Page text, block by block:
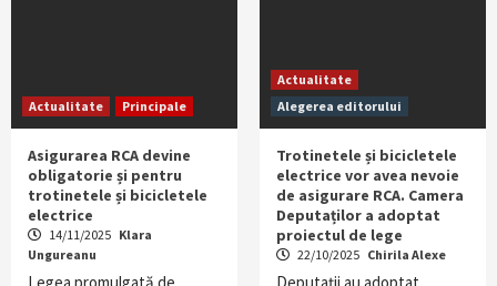
Actualitate Principale
Asigurarea RCA devine
obligatorie și pentru
trotinetele și bicicletele
electrice
14/11/2025 Klara
Ungureanu
Actualitate
Alegerea editorului
Trotinetele și bicicletele
electrice vor avea nevoie
de asigurare RCA. Camera
Deputaților a adoptat
proiectul de lege
22/10/2025 Chirila Alexe